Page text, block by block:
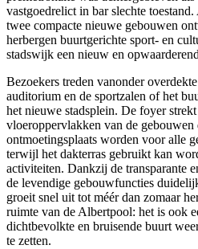
vastgoedrelict in bar slechte
twee compacte nieuwe gebouwen
herbergen buurtgerichte sport- en
stadswijk een nieuw en
Bezoekers treden vanonder
auditorium en de sportzalen of het
het nieuwe stadsplein. De foyer
vloeroppervlakken van de gebouwen
ontmoetingsplaats worden voor alle
terwijl het dakterras gebruikt kan
activiteiten. Dankzij de transparante
de levendige gebouwfuncties
groeit snel uit tot méér dan zomaar
ruimte van de Albertpool: het is ook
dichtbevolkte en bruisende buurt
te zetten.